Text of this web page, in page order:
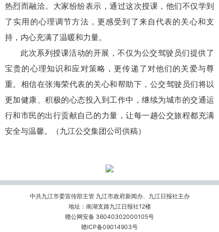
热烈而融洽。大家纷纷表示，通过这次授课，他们不仅学到
了实用的心理调节方法，更感受到了来自代表的关心和支
持，内心充满了温暖和力量。
此次系列授课活动的开展，不仅为公交驾驶员们提供了
宝贵的心理知识和应对策略，更传递了对他们的关爱与尊
重。相信在张海荣代表的关心和帮助下，公交驾驶员们将以
更加健康、积极的心态投入到工作中，继续为城市的交通运
行和市民的出行贡献自己的力量，让每一趟公交旅程都充满
安全与温馨。（九江公交集团公司供稿）
中共九江市委宣传部主管 九江市政府新闻办、九江日报社主办
地址：南湖支路九江日报社12楼
赣公网安备 36040302000105号
赣ICP备09014903号